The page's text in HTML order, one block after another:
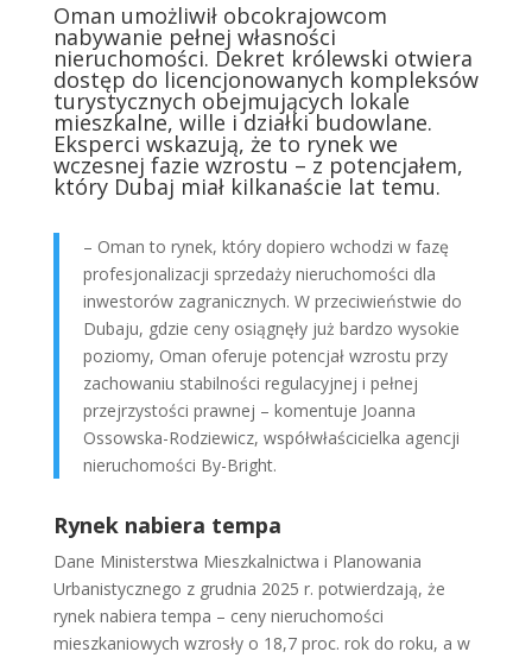
Oman umożliwił obcokrajowcom
nabywanie pełnej własności
nieruchomości. Dekret królewski otwiera
dostęp do licencjonowanych kompleksów
turystycznych obejmujących lokale
mieszkalne, wille i działki budowlane.
Eksperci wskazują, że to rynek we
wczesnej fazie wzrostu – z potencjałem,
który Dubaj miał kilkanaście lat temu.
– Oman to rynek, który dopiero wchodzi w fazę
profesjonalizacji sprzedaży nieruchomości dla
inwestorów zagranicznych. W przeciwieństwie do
Dubaju, gdzie ceny osiągnęły już bardzo wysokie
poziomy, Oman oferuje potencjał wzrostu przy
zachowaniu stabilności regulacyjnej i pełnej
przejrzystości prawnej – komentuje Joanna
Ossowska-Rodziewicz, współwłaścicielka agencji
nieruchomości By-Bright.
Rynek nabiera tempa
Dane Ministerstwa Mieszkalnictwa i Planowania
Urbanistycznego z grudnia 2025 r. potwierdzają, że
rynek nabiera tempa – ceny nieruchomości
mieszkaniowych wzrosły o 18,7 proc. rok do roku, a w